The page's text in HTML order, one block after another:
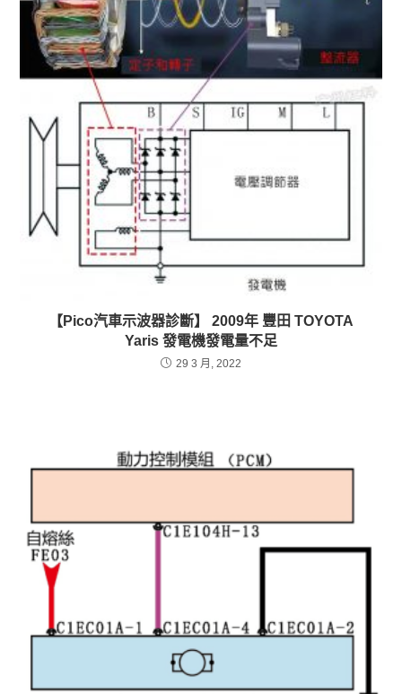
【Pico汽車示波器診斷】 2009年 豐田 TOYOTA
Yaris 發電機發電量不足
29 3 月, 2022